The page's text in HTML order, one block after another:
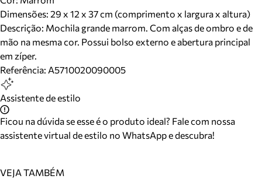
Dimensões: 29 x 12 x 37 cm (comprimento x largura x altura)
Descrição: Mochila grande marrom. Com alças de ombro e de
mão na mesma cor. Possui bolso externo e abertura principal
em zíper.
Referência: A5710020090005
Assistente de estilo
Ficou na dúvida se esse é o produto ideal? Fale com nossa
assistente virtual de estilo no WhatsApp e descubra!
VEJA TAMBÉM